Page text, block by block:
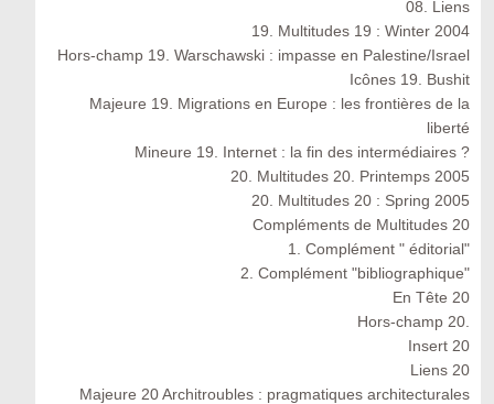
08. Liens
19. Multitudes 19 : Winter 2004
Hors-champ 19. Warschawski : impasse en Palestine/Israel
Icônes 19. Bushit
Majeure 19. Migrations en Europe : les frontières de la
liberté
Mineure 19. Internet : la fin des intermédiaires ?
20. Multitudes 20. Printemps 2005
20. Multitudes 20 : Spring 2005
Compléments de Multitudes 20
1. Complément " éditorial"
2. Complément "bibliographique"
En Tête 20
Hors-champ 20.
Insert 20
Liens 20
Majeure 20 Architroubles : pragmatiques architecturales